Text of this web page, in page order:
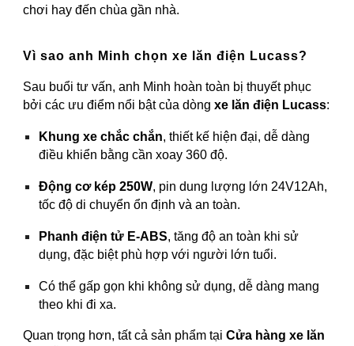
chơi hay đến chùa gần nhà.
Vì sao anh Minh chọn xe lăn điện Lucass?
Sau buổi tư vấn, anh Minh hoàn toàn bị thuyết phục
bởi các ưu điểm nổi bật của dòngxe lăn điện Lucass:
Khung xe chắc chắn, thiết kế hiện đại, dễ dàng
điều khiển bằng cần xoay 360 độ.
Động cơ kép 250W, pin dung lượng lớn 24V12Ah,
tốc độ di chuyển ổn định và an toàn.
Phanh điện tử E-ABS, tăng độ an toàn khi sử
dụng, đặc biệt phù hợp với người lớn tuổi.
Có thể gấp gọn khi không sử dụng, dễ dàng mang
theo khi đi xa.
Quan trọng hơn, tất cả sản phẩm tạiCửa hàng xe lăn